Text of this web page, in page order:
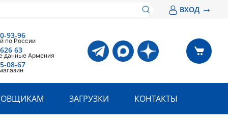
ВХОД →
93-96
по России
08-67
63
данные Армения
ЗАГРУЗКИ КОНТАКТЫ